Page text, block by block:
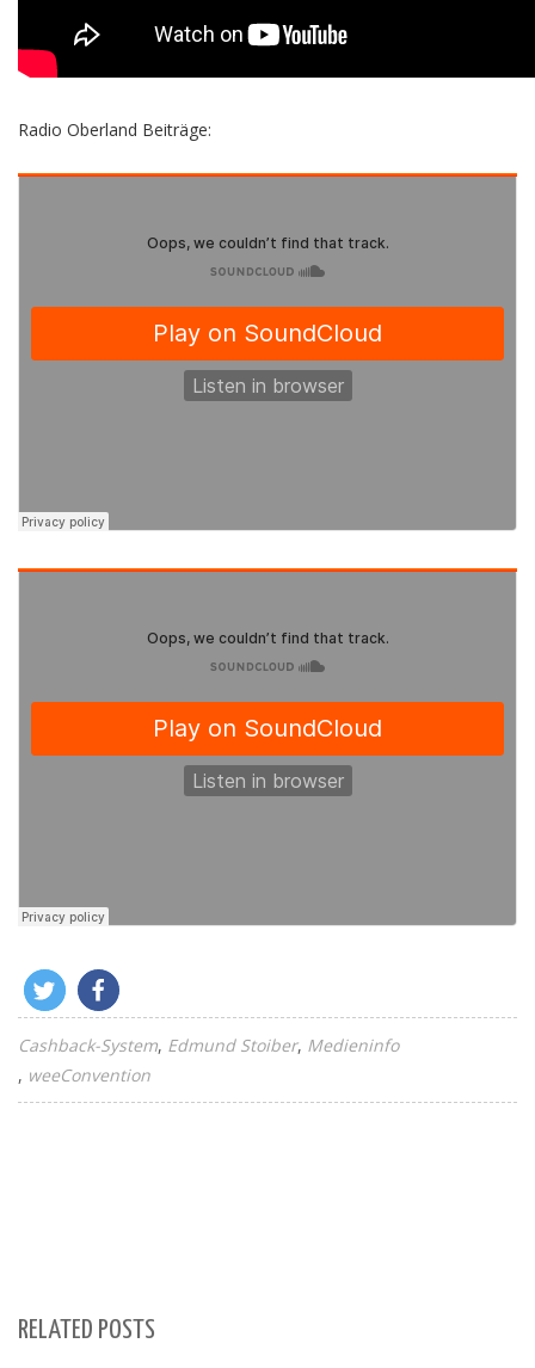
Radio Oberland Beiträge:
Cashback-System Edmund Stoiber Medieninfo
weeConvention
RELATED POSTS